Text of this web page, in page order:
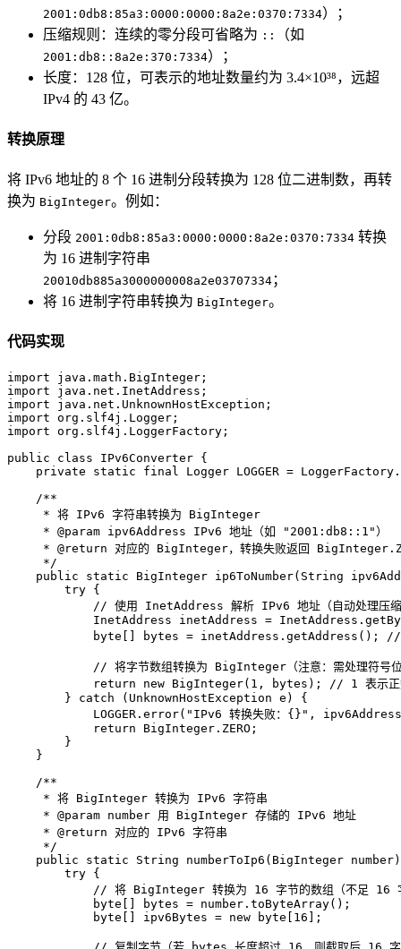
2001:0db8:85a3:0000:0000:8a2e:0370:7334）；
压缩规则：连续的零分段可省略为 :: （如
2001:db8::8a2e:370:7334）；
长度：128 位，可表示的地址数量约为 3.4×10³⁸，远超
IPv4 的 43 亿。
转换原理
将 IPv6 地址的 8 个 16 进制分段转换为 128 位二进制数，再转
换为 BigInteger。例如：
分段 2001:0db8:85a3:0000:0000:8a2e:0370:7334 转换
为 16 进制字符串
20010db885a3000000008a2e03707334 ；
将 16 进制字符串转换为 BigInteger。
代码实现
import
import
import
import
import org.slf4j.LoggerFactory;
public
class IPv6Converter {
private
static final Logger LOGGER =
/**
     * 将 IPv6 字符串转换为 BigInteger
     *
@param ipv6Address IPv6 地址（如 "2001:db8::1"）
     *
@return 对应的 BigInteger，转换失败返回
     */
public
static BigInteger ip6ToNumber(String
try {
// 使用 InetAddress 解析 IPv6 地址（自动处理压
InetAddress
inetAddress =
byte [] bytes = inetAddress.getAddress(); //
// 将字节数组转换为 BigInteger（注意：需处理符号
return
new BigInteger( 1 , bytes);
// 1 表示
        }
catch (UnknownHostException e) {
            LOGGER.error(
"IPv6 转换失败：{}" ,
return BigInteger.ZERO;
        }
    }
/**
     * 将 BigInteger 转换为 IPv6 字符串
     *
@param number 用 BigInteger 存储的 IPv6 地址
     *
@return 对应的 IPv6 字符串
     */
public
static String numberToIp6 (BigInteger number)
try {
// 将 BigInteger 转换为 16 字节的数组（不足 16
byte [] bytes = number.toByteArray();
byte [] ipv6Bytes = new byte [ 16 ];